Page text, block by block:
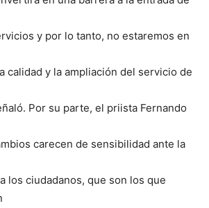
y por lo tanto, no estaremos en
calidad y la ampliación del servicio de
Por su parte, el priista Fernando
carecen de sensibilidad ante la
los ciudadanos, que son los que